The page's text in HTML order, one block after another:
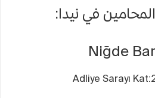
في نيدا:
Niğde
Adliye Sarayı